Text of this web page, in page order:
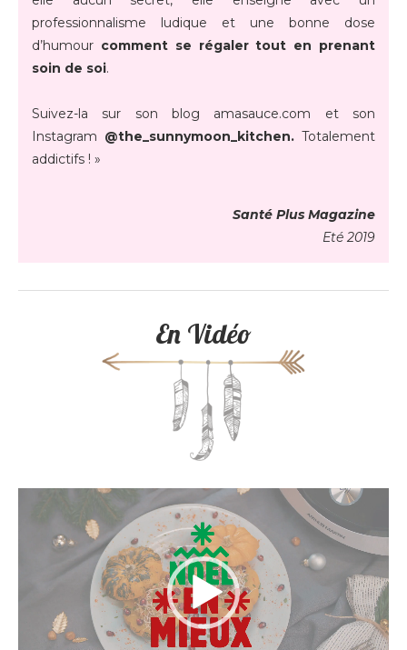
professionnalisme ludique et une bonne dose
d’humour comment se régaler tout en prenant
soin de soi.
Suivez-la sur son blog amasauce.com et son
Instagram @the_sunnymoon_kitchen. Totalement
addictifs ! »
Santé Plus Magazine
Eté 2019
En Vidéo